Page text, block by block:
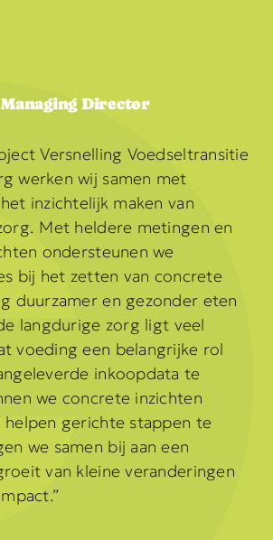
Director
Versnelling Voedseltransitie
werken wij samen met
inzichtelijk maken van
Met heldere metingen en
ondersteunen we
bij het zetten van concrete
duurzamer en gezonder eten
langdurige zorg ligt veel
voeding een belangrijke rol
inkoopdata te
we concrete inzichten
helpen gerichte stappen te
we samen bij aan een
van kleine veranderingen